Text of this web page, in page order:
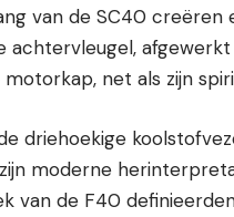
van de SC40 creëren
achtervleugel,
net als zijn
driehoekige
moderne
van de F40